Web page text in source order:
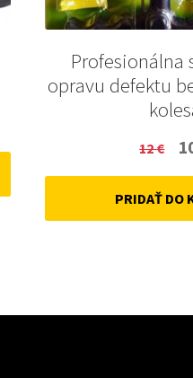
Profesionálna
opravu defektu
12€
PRIDAŤ DO